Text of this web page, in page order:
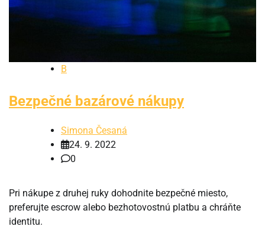
B
Bezpečné bazárové nákupy
Simona Česaná
24. 9. 2022
0
Pri nákupe z druhej ruky dohodnite bezpečné miesto,
preferujte escrow alebo bezhotovostnú platbu a chráňte
identitu.